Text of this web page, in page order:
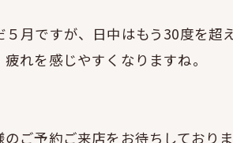
月ですが、日中はもう30度を超え
れを感じやすくなりますね。
ご予約ご来店をお待ちしておりま